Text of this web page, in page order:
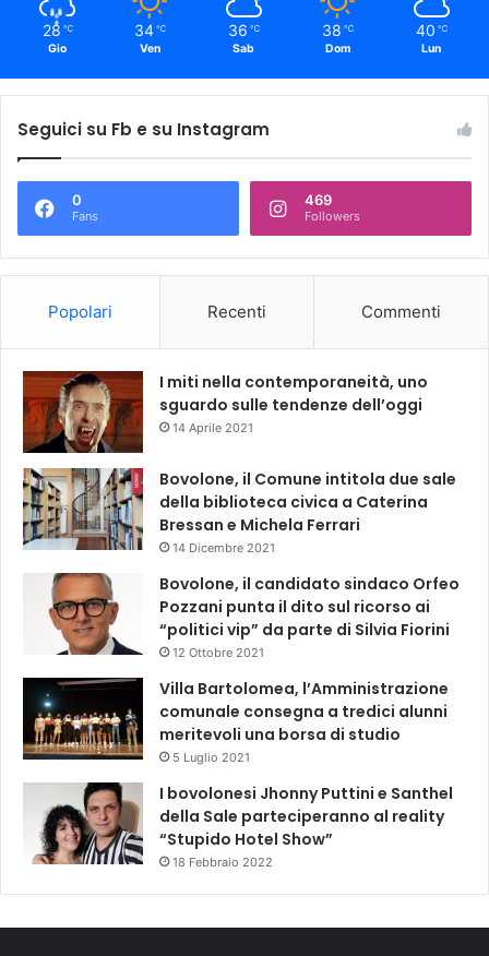
28 ℃
Gio
34 ℃
Ven
36 ℃
Sab
38 ℃
Dom
40 ℃
Lun
Seguici su Fb e su Instagram
0
Fans
469
Followers
Popolari Recenti Commenti
I miti nella contemporaneità, uno
sguardo sulle tendenze dell’oggi
14 Aprile 2021
Bovolone, il Comune intitola due sale
della biblioteca civica a Caterina
Bressan e Michela Ferrari
14 Dicembre 2021
Bovolone, il candidato sindaco Orfeo
Pozzani punta il dito sul ricorso ai
“politici vip” da parte di Silvia Fiorini
12 Ottobre 2021
Villa Bartolomea, l’Amministrazione
comunale consegna a tredici alunni
meritevoli una borsa di studio
5 Luglio 2021
I bovolonesi Jhonny Puttini e Santhel
della Sale parteciperanno al reality
“Stupido Hotel Show”
18 Febbraio 2022